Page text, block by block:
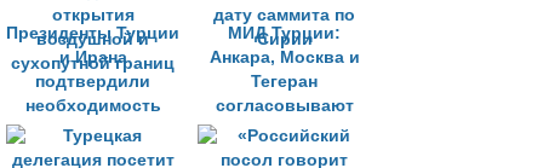
Президенты Турции
и Ирана
подтвердили
необходимость
открытия
воздушной и
МИД Турции:
Анкара, Москва и
Тегеран
согласовывают
дату саммита по
Сирии